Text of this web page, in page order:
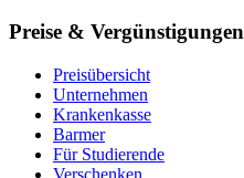
Preise & Vergünstigungen
Preisübersicht
Unternehmen
Krankenkasse
Barmer
Für Studierende
Ver­schen­ken